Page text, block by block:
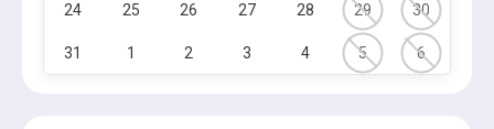
24 25 26 27 28 29 30
31 1 2 3 4 5 6